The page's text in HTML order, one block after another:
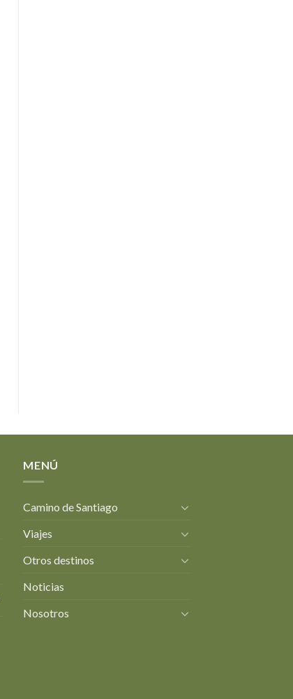
MENÚ
Camino de Santiago
Viajes
Otros destinos
Noticias
Nosotros